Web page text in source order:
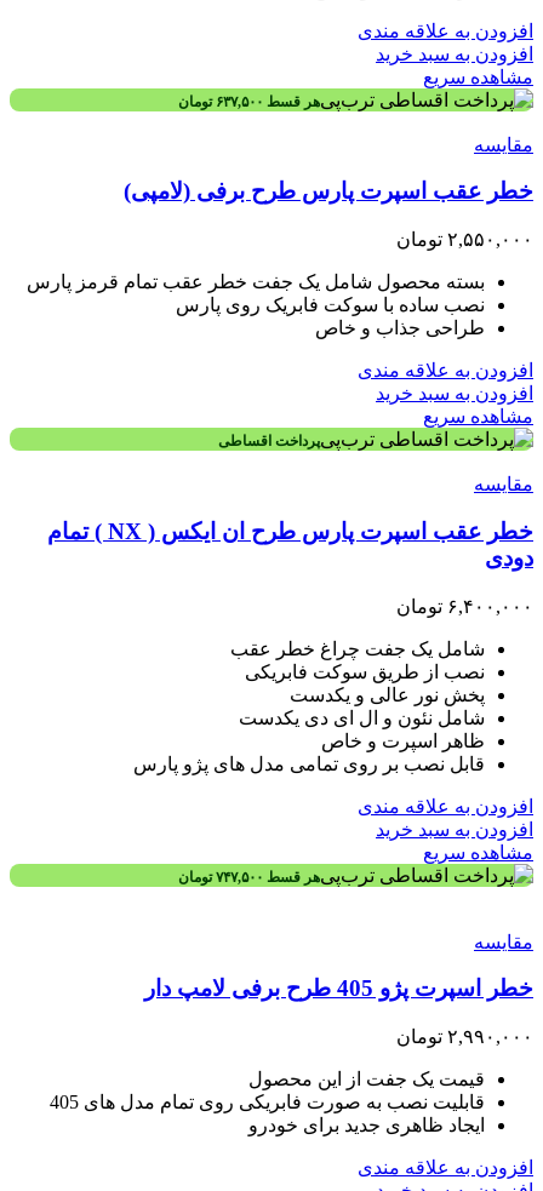
افزودن به علاقه مندی
افزودن به سبد خرید
مشاهده سریع
هر قسط ۶۳۷,۵۰۰ تومان
مقایسه
خطر عقب اسپرت پارس طرح برفی (لامپی)
۲,۵۵۰,۰۰۰ تومان
بسته محصول شامل یک جفت خطر عقب تمام قرمز پارس
نصب ساده با سوکت فابریک روی پارس
طراحی جذاب و خاص
افزودن به علاقه مندی
افزودن به سبد خرید
مشاهده سریع
پرداخت اقساطی
مقایسه
خطر عقب اسپرت پارس طرح ان ایکس ( NX ) تمام
دودی
۶,۴۰۰,۰۰۰ تومان
شامل یک جفت چراغ خطر عقب
نصب از طریق سوکت فابریکی
پخش نور عالی و یکدست
شامل نئون و ال ای دی یکدست
ظاهر اسپرت و خاص
قابل نصب بر روی تمامی مدل های پژو پارس
افزودن به علاقه مندی
افزودن به سبد خرید
مشاهده سریع
هر قسط ۷۴۷,۵۰۰ تومان
مقایسه
خطر اسپرت پژو 405 طرح برفی لامپ دار
۲,۹۹۰,۰۰۰ تومان
قیمت یک جفت از این محصول
قابلیت نصب به صورت فابریکی روی تمام مدل های 405
ایجاد ظاهری جدید برای خودرو
افزودن به علاقه مندی